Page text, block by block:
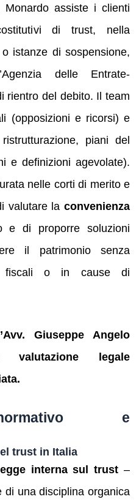
Monardo assiste i clienti
di trust, nella
istanze di sospensione,
delle Entrate-
rientro del debito. Il team
(opposizioni e ricorsi) e
piani del
e definizioni agevolate).
nelle corti di merito e
valutare la convenienza
e di proporre soluzioni
il patrimonio senza
fiscali o in cause di
Giuseppe Angelo
legale
e
trust in Italia
interna sul trust –
di una disciplina organica